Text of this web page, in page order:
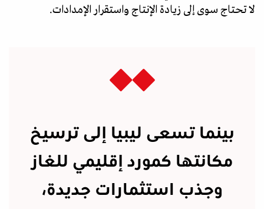
لا تحتاج سوى إلى زيادة الإنتاج واستقرار الإمدادات.
بينما تسعى ليبيا إلى ترسيخ
مكانتها كمورد إقليمي للغاز
وجذب استثمارات جديدة،